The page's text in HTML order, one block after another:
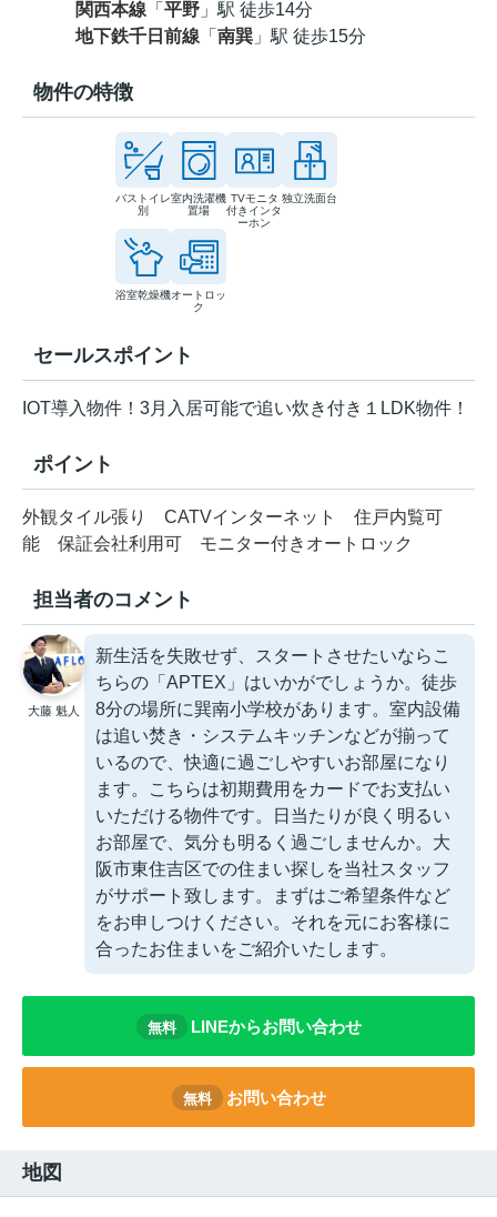
関西本線 「 平野 」駅 徒歩14分
地下鉄千日前線 「 南巽 」駅 徒歩15分
物件の特徴
バストイレ
別
室内洗濯機
置場
TVモニタ
付きインタ
ーホン
独立洗面台
浴室乾燥機オートロッ
ク
セールスポイント
IOT導入物件！3月入居可能で追い炊き付き１LDK物件！
ポイント
外観タイル張り CATVインターネット
住戸内覧可
能
保証会社利用可 モニター付きオートロック
担当者のコメント
大藤 魁人
新生活を失敗せず、スタートさせたいならこ
ちらの「APTEX」はいかがでしょうか。徒歩
8分の場所に巽南小学校があります。室内設備
は追い焚き・システムキッチンなどが揃って
いるので、快適に過ごしやすいお部屋になり
ます。こちらは初期費用をカードでお支払い
いただける物件です。日当たりが良く明るい
お部屋で、気分も明るく過ごしませんか。大
阪市東住吉区での住まい探しを当社スタッフ
がサポート致します。まずはご希望条件など
をお申しつけください。それを元にお客様に
合ったお住まいをご紹介いたします。
無料 LINEからお問い合わせ
無料 お問い合わせ
地図